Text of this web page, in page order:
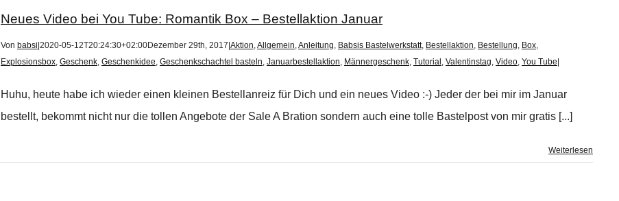
Neues Video bei You Tube: Romantik Box – Bestellaktion Januar
Von babsi 2020-05-12T20:24:30+02:00Dezember 29th, 2017 Aktion,Allgemein,Anleitung, Babsis Bastelwerkstatt, Bestellaktion, Bestellung, Box,
Explosionsbox, Geschenk, Geschenkidee, Geschenkschachtel basteln, Januarbestellaktion, Männergeschenk, Tutorial , Valentinstag, Video, You Tube
Huhu, heute habe ich wieder einen kleinen Bestellanreiz für Dich und ein neues Video :-) Jeder der bei mir im Januar
bestellt, bekommt nicht nur die tollen Angebote der Sale A Bration sondern auch eine tolle Bastelpost von mir gratis [...]
Weiterlesen